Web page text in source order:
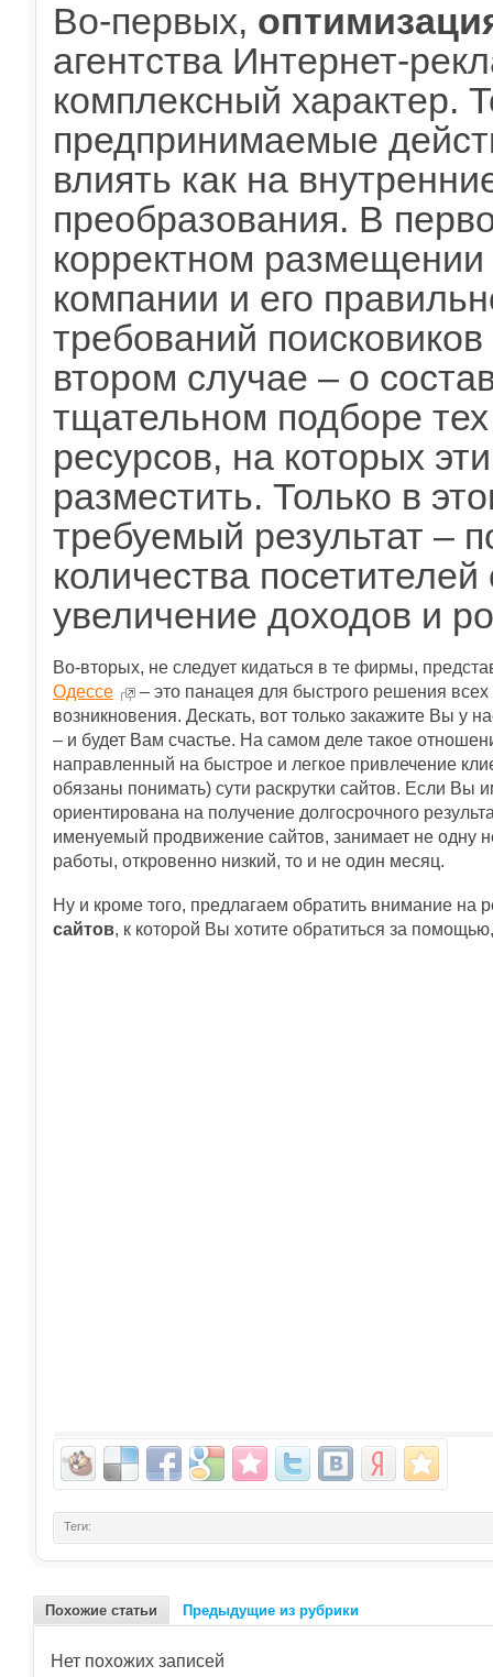
Во-первых,
агентства Интернет-
комплексный характер.
предпринимаемые
влиять как на
преобразования. В
корректном размещении
компании и его
требований
втором случае – о
тщательном подборе
ресурсов, на которых
разместить. Только в
требуемый результат –
количества
увеличение доходов и
Во-вторых, не следует кидаться в те фирмы,
Одессе
– это панацея для быстрого решения
возникновения. Дескать, вот только закажите Вы у
– и будет Вам счастье. На самом деле такое
направленный на быстрое и легкое привлечение
обязаны понимать) сути раскрутки сайтов. Если Вы
ориентирована на получение долгосрочного
именуемый продвижение сайтов, занимает не одну
работы, откровенно низкий, то и не один месяц.
Ну и кроме того, предлагаем обратить внимание
сайтов, к которой Вы хотите обратиться за
Теги:
Похожие статьи Предыдущие из рубрики
Нет похожих записей